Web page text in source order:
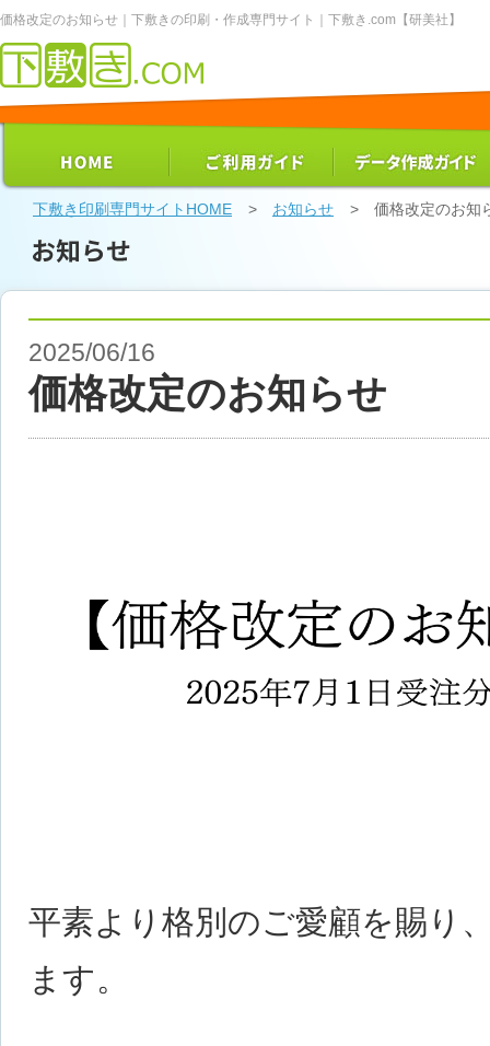
価格改定のお知らせ｜下敷きの印刷・作成専門サイト｜下敷き.com【研美社】
下敷き印刷専門サイトHOME > お知らせ > 価格改定のお知
2025/06/16
価格改定のお知らせ
平素より格別のご愛顧を賜り
ます。